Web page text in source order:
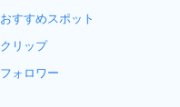
おすすめスポット
クリップ
フォロワー